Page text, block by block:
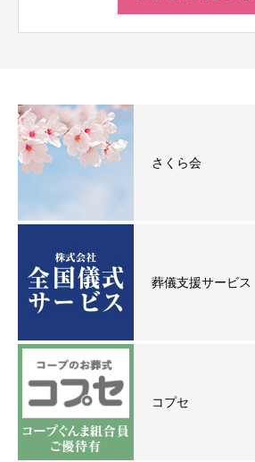
さくら会
葬儀支援サービス
コプセ